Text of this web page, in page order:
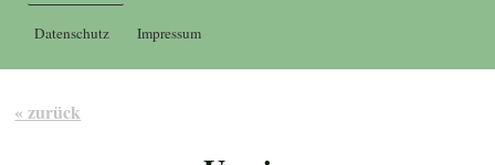
Datenschutz Impressum
« zurück